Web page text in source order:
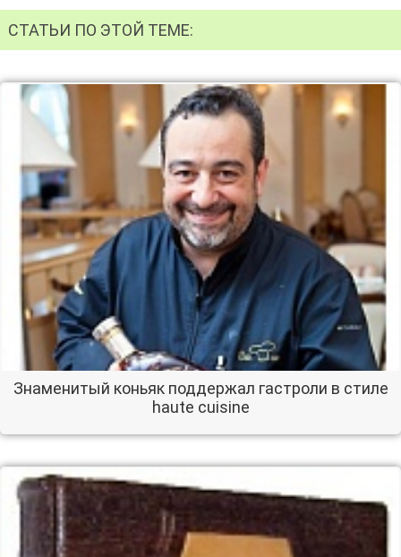
СТАТЬИ ПО ЭТОЙ ТЕМЕ:
Знаменитый коньяк поддержал гастроли в стиле
haute cuisine